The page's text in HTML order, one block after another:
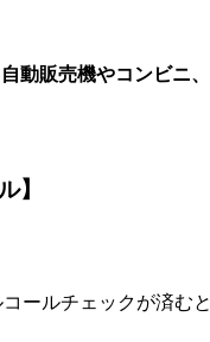
動販売機やコンビニ
】
ールチェックが済む